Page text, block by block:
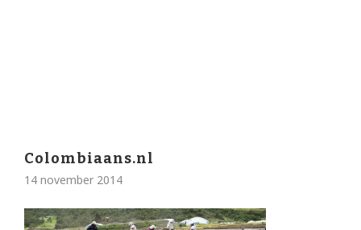
Colombiaans.nl
14 november 2014